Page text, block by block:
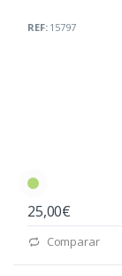
REF:15797
25,00€
Comparar